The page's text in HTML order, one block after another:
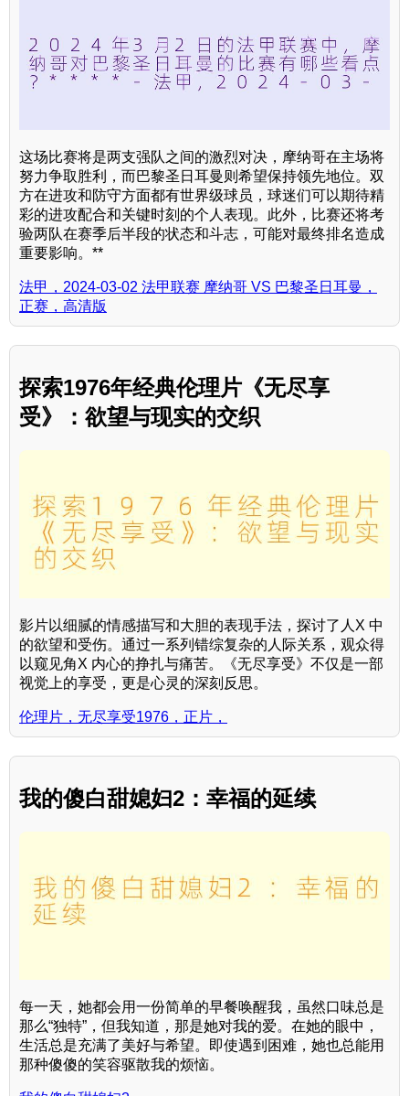
这场比赛将是两支强队之间的激烈对决，摩纳哥在主场将
努力争取胜利，而巴黎圣日耳曼则希望保持领先地位。双
方在进攻和防守方面都有世界级球员，球迷们可以期待精
彩的进攻配合和关键时刻的个人表现。此外，比赛还将考
验两队在赛季后半段的状态和斗志，可能对最终排名造成
重要影响。**
法甲，2024-03-02 法甲联赛 摩纳哥 VS 巴黎圣日耳曼，
正赛，高清版
探索1976年经典伦理片《无尽享
受》：欲望与现实的交织
影片以细腻的情感描写和大胆的表现手法，探讨了人X 中
的欲望和受伤。通过一系列错综复杂的人际关系，观众得
以窥见角X 内心的挣扎与痛苦。《无尽享受》不仅是一部
视觉上的享受，更是心灵的深刻反思。
伦理片，无尽享受1976，正片，
我的傻白甜媳妇2：幸福的延续
每一天，她都会用一份简单的早餐唤醒我，虽然口味总是
那么“独特”，但我知道，那是她对我的爱。在她的眼中，
生活总是充满了美好与希望。即使遇到困难，她也总能用
那种傻傻的笑容驱散我的烦恼。